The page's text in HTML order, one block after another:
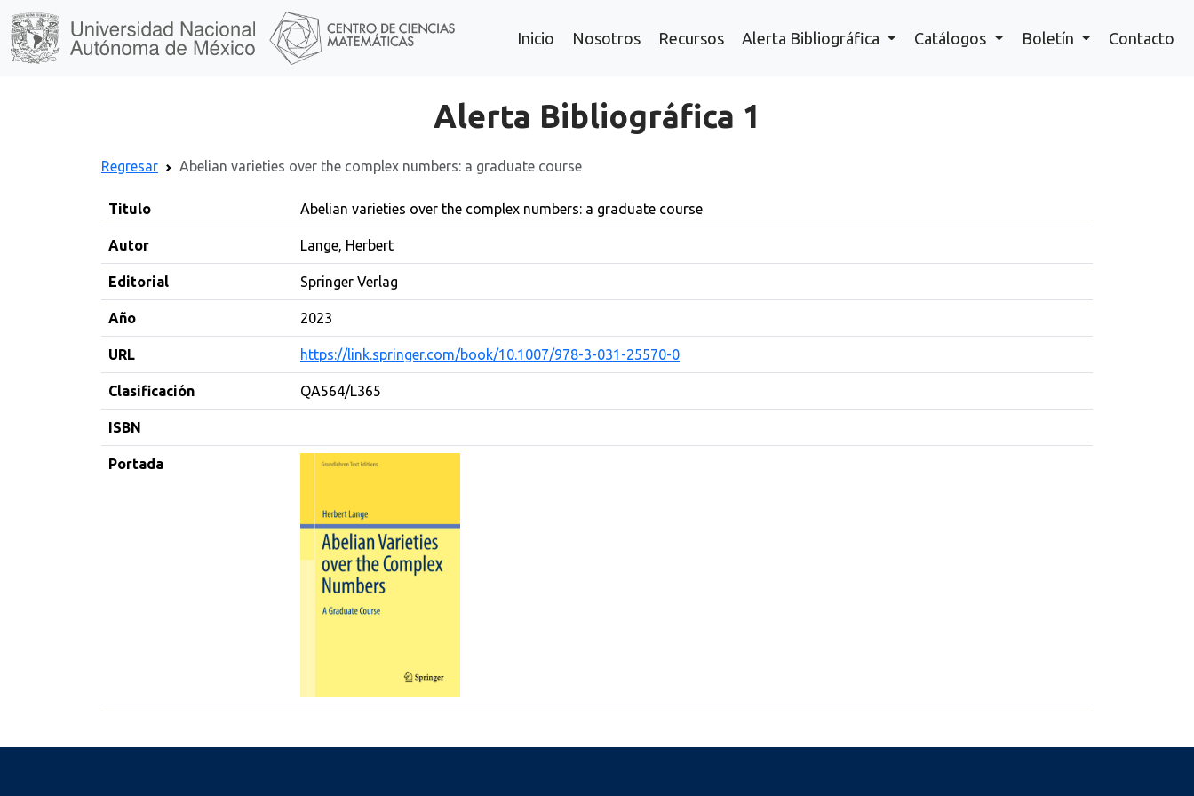
Inicio Nosotros Recursos Alerta Bibliográfica Catálogos Boletín Contacto
Alerta Bibliográfica 1
Regresar Abelian varieties over the complex numbers: a graduate course
Titulo Abelian varieties over the complex numbers: a graduate course
Autor Lange, Herbert
Editorial Springer Verlag
Año 2023
URL https://link.springer.com/book/10.1007/978-3-031-25570-0
Clasificación QA564/L365
ISBN
Portada